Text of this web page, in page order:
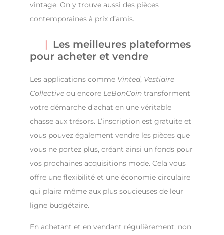
vintage. On y trouve aussi des pièces
contemporaines à prix d’amis.
Les meilleures plateformes
pour acheter et vendre
Les applications comme Vinted, Vestiaire
Collective ou encore LeBonCoin transforment
votre démarche d’achat en une véritable
chasse aux trésors. L’inscription est gratuite et
vous pouvez également vendre les pièces que
vous ne portez plus, créant ainsi un fonds pour
vos prochaines acquisitions mode. Cela vous
offre une flexibilité et une économie circulaire
qui plaira même aux plus soucieuses de leur
ligne budgétaire.
En achetant et en vendant régulièrement, non